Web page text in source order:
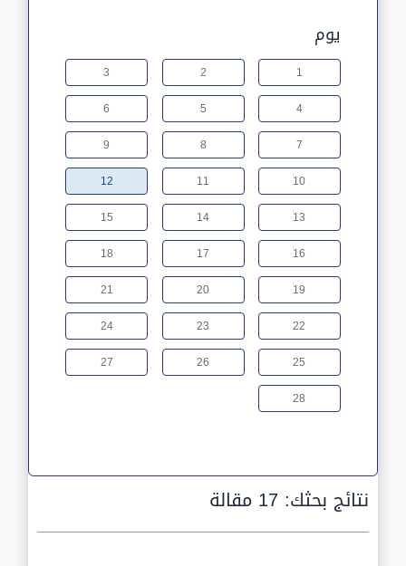
يوم
1
2
3
4
5
6
7
8
9
10
11
12
13
14
15
16
17
18
19
20
21
22
23
24
25
26
27
28
نتائج بحثك:17 مقالة